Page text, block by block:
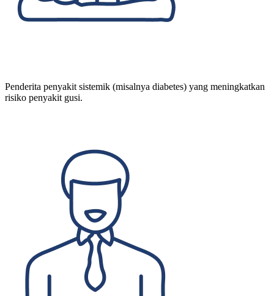
Penderita penyakit sistemik (misalnya diabetes) yang meningkatkan
risiko penyakit gusi.